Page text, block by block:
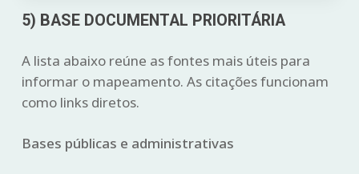
5) BASE DOCUMENTAL PRIORITÁRIA
A lista abaixo reúne as fontes mais úteis para
informar o mapeamento. As citações funcionam
como links diretos.
Bases públicas e administrativas